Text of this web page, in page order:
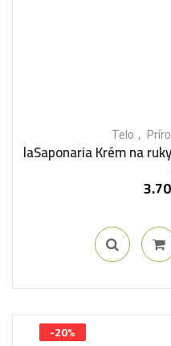
Telo
laSaponaria Krém na
3.70
-20%